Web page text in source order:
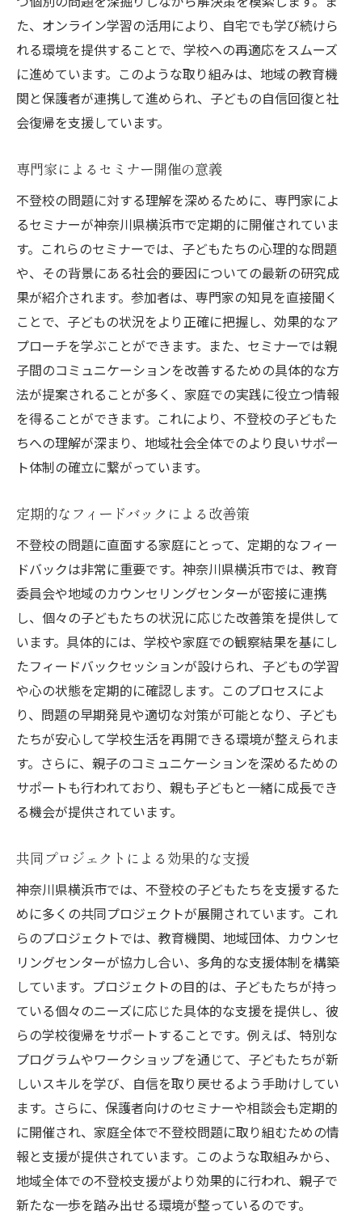
た、オンライン学習の活用により、自宅でも学び続けら
れる環境を提供することで、学校への再適応をスムーズ
に進めています。このような取り組みは、地域の教育機
関と保護者が連携して進められ、子どもの自信回復と社
会復帰を支援しています。
専門家によるセミナー開催の意義
不登校の問題に対する理解を深めるために、専門家によ
るセミナーが神奈川県横浜市で定期的に開催されていま
す。これらのセミナーでは、子どもたちの心理的な問題
や、その背景にある社会的要因についての最新の研究成
果が紹介されます。参加者は、専門家の知見を直接聞く
ことで、子どもの状況をより正確に把握し、効果的なア
プローチを学ぶことができます。また、セミナーでは親
子間のコミュニケーションを改善するための具体的な方
法が提案されることが多く、家庭での実践に役立つ情報
を得ることができます。これにより、不登校の子どもた
ちへの理解が深まり、地域社会全体でのより良いサポー
ト体制の確立に繋がっています。
定期的なフィードバックによる改善策
不登校の問題に直面する家庭にとって、定期的なフィー
ドバックは非常に重要です。神奈川県横浜市では、教育
委員会や地域のカウンセリングセンターが密接に連携
し、個々の子どもたちの状況に応じた改善策を提供して
います。具体的には、学校や家庭での観察結果を基にし
たフィードバックセッションが設けられ、子どもの学習
や心の状態を定期的に確認します。このプロセスによ
り、問題の早期発見や適切な対策が可能となり、子ども
たちが安心して学校生活を再開できる環境が整えられま
す。さらに、親子のコミュニケーションを深めるための
サポートも行われており、親も子どもと一緒に成長でき
る機会が提供されています。
共同プロジェクトによる効果的な支援
神奈川県横浜市では、不登校の子どもたちを支援するた
めに多くの共同プロジェクトが展開されています。これ
らのプロジェクトでは、教育機関、地域団体、カウンセ
リングセンターが協力し合い、多角的な支援体制を構築
しています。プロジェクトの目的は、子どもたちが持っ
ている個々のニーズに応じた具体的な支援を提供し、彼
らの学校復帰をサポートすることです。例えば、特別な
プログラムやワークショップを通じて、子どもたちが新
しいスキルを学び、自信を取り戻せるよう手助けしてい
ます。さらに、保護者向けのセミナーや相談会も定期的
に開催され、家庭全体で不登校問題に取り組むための情
報と支援が提供されています。このような取組みから、
地域全体での不登校支援がより効果的に行われ、親子で
新たな一歩を踏み出せる環境が整っているのです。